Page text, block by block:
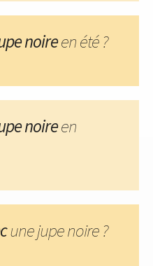
noireen été ?
noireen
une jupe noire ?